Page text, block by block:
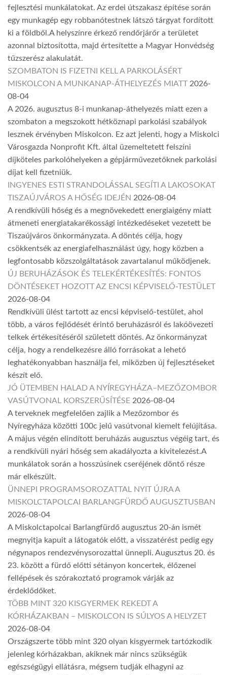
fejlesztési munkálatokat. Az erdei útszakasz építése során
egy munkagép egy robbanótestnek látszó tárgyat fordított
ki a földből.A helyszínre érkező rendőrjárőr a területet
azonnal biztosította, majd értesítette a Magyar Honvédség
tűzszerész alakulatát.
SZOMBATON IS FIZETNI KELL A PARKOLÁSÉRT
MISKOLCON A MUNKANAP-ÁTHELYEZÉS MIATT 2026-
08-04
A 2026. augusztus 8-i munkanap-áthelyezés miatt ezen a
szombaton a megszokott hétköznapi parkolási szabályok
lesznek érvényben Miskolcon. Ez azt jelenti, hogy a Miskolci
Városgazda Nonprofit Kft. által üzemeltetett felszíni
díjköteles parkolóhelyeken a gépjárművezetőknek parkolási
díjat kell fizetniük.
INGYENES ESTI STRANDOLÁSSAL SEGÍTI A LAKOSOKAT
TISZAÚJVÁROS A HŐSÉG IDEJÉN 2026-08-04
A rendkívüli hőség és a megnövekedett energiaigény miatt
átmeneti energiatakarékossági intézkedéseket vezetett be
Tiszaújváros önkormányzata. A döntés célja, hogy
csökkentsék az energiafelhasználást úgy, hogy közben a
legfontosabb közszolgáltatások zavartalanul működjenek.
ÚJ BERUHÁZÁSOK ÉS TELEKÉRTÉKESÍTÉS: FONTOS
DÖNTÉSEKET HOZOTT AZ ENCSI KÉPVISELŐ-TESTÜLET
2026-08-04
Rendkívüli ülést tartott az encsi képviselő-testület, ahol
több, a város fejlődését érintő beruházásról és lakóövezeti
telkek értékesítéséről született döntés. Az önkormányzat
célja, hogy a rendelkezésre álló forrásokat a lehető
leghatékonyabban használja fel, miközben új fejlesztéseket
készít elő.
JÓ ÜTEMBEN HALAD A NYÍREGYHÁZA–MEZŐZOMBOR
VASÚTVONAL KORSZERŰSÍTÉSE 2026-08-04
A terveknek megfelelően zajlik a Mezőzombor és
Nyíregyháza közötti 100c jelű vasútvonal kiemelt felújítása.
A május végén elindított beruházás augusztus végéig tart, és
a rendkívüli nyári hőség sem akadályozta a kivitelezést.A
munkálatok során a hosszúsínek cseréjének döntő része
már elkészült.
ÜNNEPI PROGRAMSOROZATTAL NYIT ÚJRA A
MISKOLCTAPOLCAI BARLANGFÜRDŐ AUGUSZTUSBAN
2026-08-04
A Miskolctapolcai Barlangfürdő augusztus 20-án ismét
megnyitja kapuit a látogatók előtt, a visszatérést pedig egy
négynapos rendezvénysorozattal ünnepli. Augusztus 20. és
23. között a fürdő előtti sétányon koncertek, élőzenei
fellépések és szórakoztató programok várják az
érdeklődőket.
TÖBB MINT 320 KISGYERMEK REKEDT A
KÓRHÁZAKBAN – MISKOLCON IS SÚLYOS A HELYZET
2026-08-04
Országszerte több mint 320 olyan kisgyermek tartózkodik
jelenleg kórházakban, akiknek már nincs szükségük
egészségügyi ellátásra, mégsem tudják elhagyni az